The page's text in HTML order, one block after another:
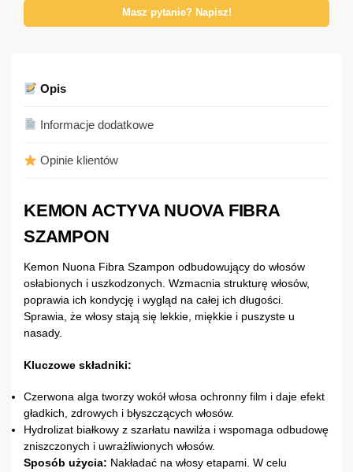
Masz pytanie? Napisz!
Opis
Informacje dodatkowe
Opinie klientów
KEMON ACTYVA NUOVA FIBRA
SZAMPON
Kemon Nuona Fibra Szampon odbudowujący do włosów
osłabionych i uszkodzonych. Wzmacnia strukturę włosów,
poprawia ich kondycję i wygląd na całej ich długości.
Sprawia, że włosy stają się lekkie, miękkie i puszyste u
nasady.
Kluczowe składniki:
Czerwona alga tworzy wokół włosa ochronny film i daje efekt
gładkich, zdrowych i błyszczących włosów.
Hydrolizat białkowy z szarłatu nawilża i wspomaga odbudowę
zniszczonych i uwrażliwionych włosów.
Sposób użycia: Nakładać na włosy etapami. W celu